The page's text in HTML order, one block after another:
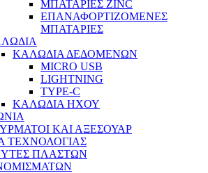
ΜΠΑΤΑΡΙΕΣ ZINC
ΕΠΑΝΑΦΟΡΤΙΖΟΜΕΝΕΣ
ΜΠΑΤΑΡΙΕΣ
ΚΑΛΩΔΙΑ ΔΕΔΟΜΕΝΩΝ
MICRO USB
LIGHTNING
TYPE-C
ΚΑΛΩΔΙΑ ΗΧΟΥ
ΚΑΙ ΑΞΕΣΟΥΑΡ
ΤΕΧΝΟΛΟΓΙΑΣ
ΠΛΑΣΤΩΝ